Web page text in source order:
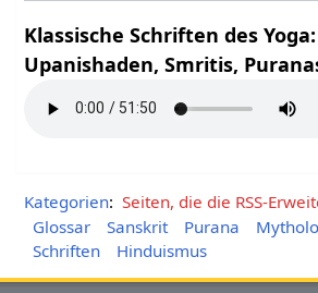
Klassische Schriften des
Upanishaden, Smritis,
Kategorien: Seiten, die die RSS-
Glossar
Sanskrit Purana
Schriften
Hinduismus